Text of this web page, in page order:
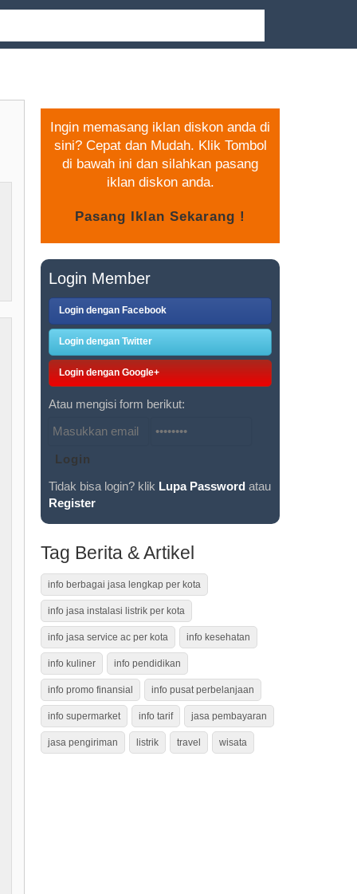
Ingin memasang iklan diskon anda di
sini? Cepat dan Mudah. Klik Tombol
di bawah ini dan silahkan pasang
iklan diskon anda.
Login Member
Login dengan Facebook
Login dengan Twitter
Login dengan Google+
Atau mengisi form berikut:
Tidak bisa login? klik Lupa Password atau
Register
Tag Berita & Artikel
info berbagai jasa lengkap per kota
info jasa instalasi listrik per kota
info jasa service ac per kota info kesehatan
info kuliner info pendidikan
info promo finansial info pusat perbelanjaan
info supermarket info tarif jasa pembayaran
jasa pengiriman listrik travel wisata